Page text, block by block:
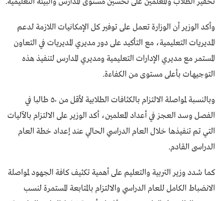
وأكد الوزير أن الوزارة تعمل على توفير كل الإمكانيات اللازمة لدعم
المديريات التعليمية، مع التأكيد على دور مديري المديريات في التعاون
المستمر مع مديري الإدارات التعليمية ومديري المدارس لتنفيذ هذه
التوجيهات بأعلى مستوى من الكفاءة.
وبالنسبة لمواصلة الالتزام بالكثافات الطلابية لأقل من ٥٠ طالبا في
الفصل وسد العجز في أعداد المعلمين، أكد الوزير على الالتزام بالآليات
التي تم تنفيذها خلال العام الدراسي الحالي عند إعداد خطة العام
الدراسى القادم.
كما شدد وزير التربية والتعليم على أهمية تكثيف كافة الجهود لمواصلة
الانضباط الكامل للعام الدراسي والالتزام بالمتابعة المستمرة لنسب